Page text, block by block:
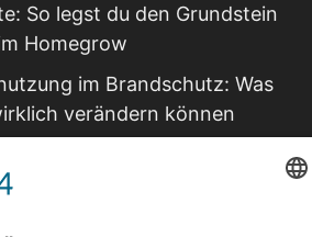
So legst du den Grundstein
Homegrow
im Brandschutz: Was
verändern können
Fallstricke: So schützen Sie Ihr
Rechte im Familienalltag